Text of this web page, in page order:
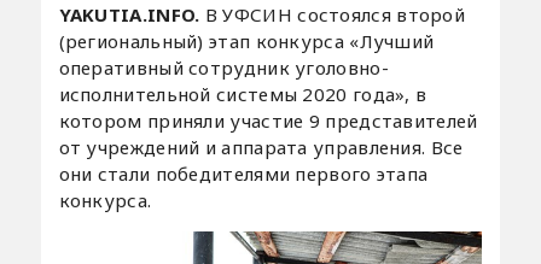
YAKUTIA.INFO. В УФСИН состоялся второй
(региональный) этап конкурса «Лучший
оперативный сотрудник уголовно-
исполнительной системы 2020 года», в
котором приняли участие 9 представителей
от учреждений и аппарата управления. Все
они стали победителями первого этапа
конкурса.